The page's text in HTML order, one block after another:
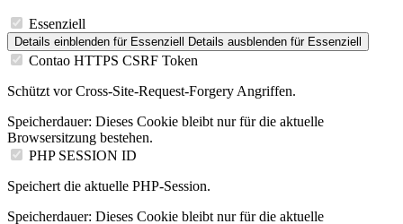
Essenziell
Details einblenden für Essenziell Details ausblenden für Essenziell
Contao HTTPS CSRF Token
Schützt vor Cross-Site-Request-Forgery Angriffen.
Speicherdauer: Dieses Cookie bleibt nur für die aktuelle
Browsersitzung bestehen.
PHP SESSION ID
Speichert die aktuelle PHP-Session.
Speicherdauer: Dieses Cookie bleibt nur für die aktuelle